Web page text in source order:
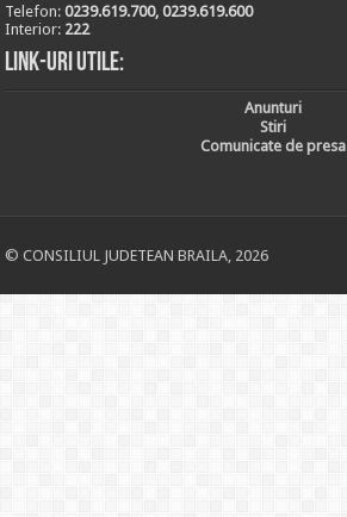
Telefon:0239.619.700, 0239.619.600
Interior: 222
Link-uri utile:
Anunturi
Stiri
Comunicate de presa
© CONSILIUL JUDETEAN BRAILA, 2026